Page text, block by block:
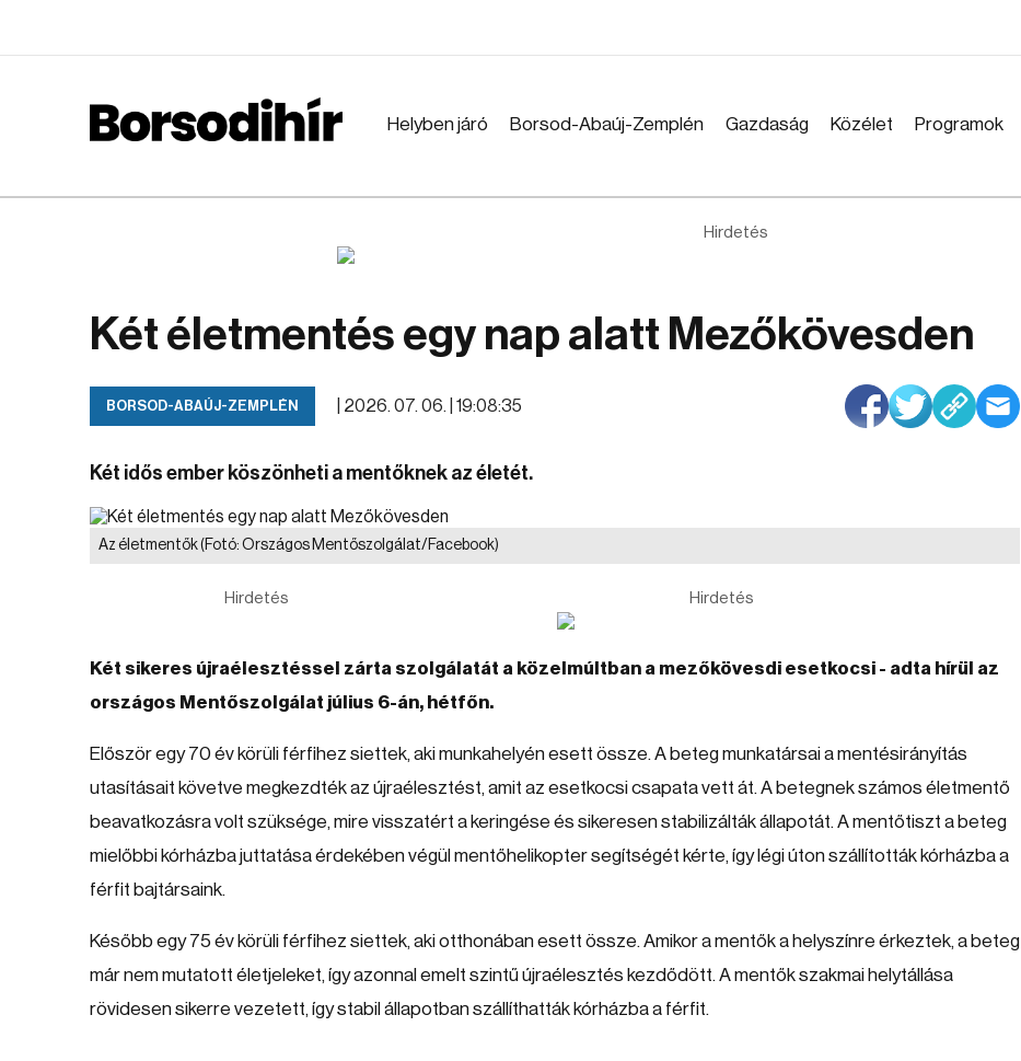
Helyben járó Borsod-Abaúj-Zemplén Gazdaság Közélet Programok
Hirdetés
Két életmentés egy nap alatt Mezőkövesden
BORSOD-ABAÚJ-ZEMPLÉN 2026. 07. 06. | 19:08:35
Két idős ember köszönheti a mentőknek az életét.
Az életmentők(Fotó: Országos Mentőszolgálat/Facebook)
Hirdetés Hirdetés
Két sikeres újraélesztéssel zárta szolgálatát a közelmúltban a mezőkövesdi esetkocsi - adta hírül az
országos Mentőszolgálat július 6-án, hétfőn.
Először egy 70 év körüli férfihez siettek, aki munkahelyén esett össze. A beteg munkatársai a mentésirányítás
utasításait követve megkezdték az újraélesztést, amit az esetkocsi csapata vett át. A betegnek számos életmentő
beavatkozásra volt szüksége, mire visszatért a keringése és sikeresen stabilizálták állapotát. A mentőtiszt a beteg
mielőbbi kórházba juttatása érdekében végül mentőhelikopter segítségét kérte, így légi úton szállították kórházba a
férfit bajtársaink.
Később egy 75 év körüli férfihez siettek, aki otthonában esett össze. Amikor a mentők a helyszínre érkeztek, a beteg
már nem mutatott életjeleket, így azonnal emelt szintű újraélesztés kezdődött. A mentők szakmai helytállása
rövidesen sikerre vezetett, így stabil állapotban szállíthatták kórházba a férfit.